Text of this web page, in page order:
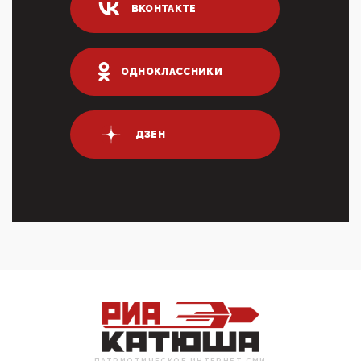
03:01, 10 Апреля 2026
что союзники просили Киев не наносить удары по
энергети...
01:54, 10 Апреля 2026
ПрезидентПутинвчера вечером обьявил
Пасхальное перемирие с 16 часов субботы до конца
дня Воскресен...
01:09, 10 Апреля 2026
Честно говоря, ситуация с продвижением через
российские крупнейшие СМИ персоны Эррола
Маска (отца Ил...
ВКОНТАКТЕ
ОДНОКЛАССНИКИ
ДЗЕН